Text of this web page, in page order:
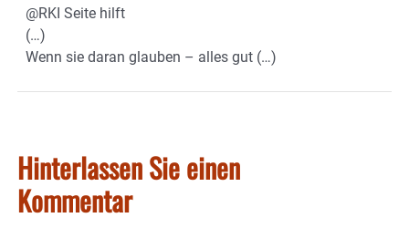
@RKI Seite hilft
(…)
Wenn sie daran glauben – alles gut (…)
Hinterlassen Sie einen
Kommentar